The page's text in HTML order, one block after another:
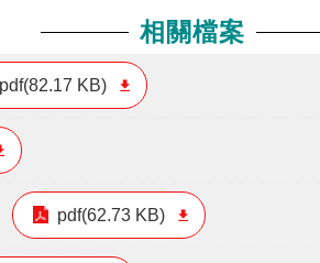
相關檔案
pdf(82.17 KB)
pdf(62.73 KB)